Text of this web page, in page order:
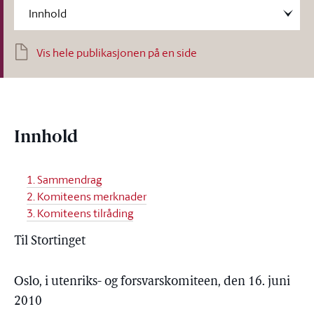
Vis hele publikasjonen på en side
Innhold
1. Sammendrag
2. Komiteens merknader
3. Komiteens tilråding
Til Stortinget
Oslo, i utenriks- og forsvarskomiteen, den 16. juni
2010